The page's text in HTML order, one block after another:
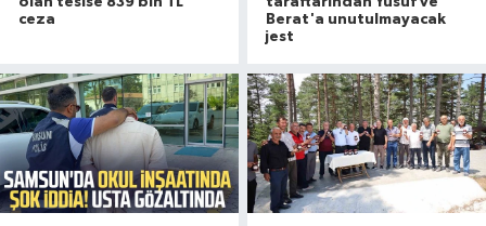
ceza
Berat'a unutulmayacak
jest